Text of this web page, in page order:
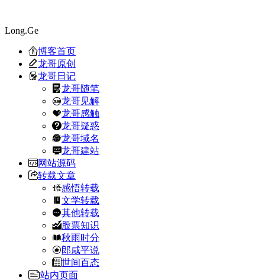
Long.Ge
博客首页
龙哥原创
龙哥日记
龙哥随笔
龙哥见解
龙哥感触
龙哥疑惑
龙哥域名
龙哥建站
网站源码
转载文章
感悟转载
文学转载
其他转载
股票知识
秋雨时分
郎咸平说
世间百态
站内页面